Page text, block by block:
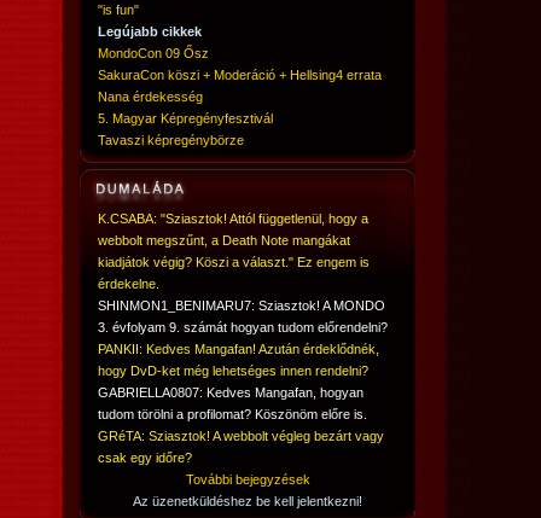
"is fun"
Legújabb cikkek
MondoCon 09 Ősz
SakuraCon köszi + Moderáció + Hellsing4 errata
Nana érdekesség
5. Magyar Képregényfesztivál
Tavaszi képregénybörze
K.CSABA: "Sziasztok! Attól függetlenül, hogy a
webbolt megszűnt, a Death Note mangákat
kiadjátok végig? Köszi a választ." Ez engem is
érdekelne.
SHINMON1_BENIMARU7: Sziasztok! A MONDO
3. évfolyam 9. számát hogyan tudom előrendelni?
PANKII: Kedves Mangafan! Azután érdeklődnék,
hogy DvD-ket még lehetséges innen rendelni?
GABRIELLA0807: Kedves Mangafan, hogyan
tudom törölni a profilomat? Köszönöm előre is.
GRéTA: Sziasztok! A webbolt végleg bezárt vagy
csak egy időre?
További bejegyzések
Az üzenetküldéshez be kell jelentkezni!